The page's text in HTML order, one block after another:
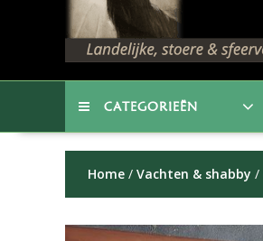
CATEGORIEËN
Home / Vachten & shabby /